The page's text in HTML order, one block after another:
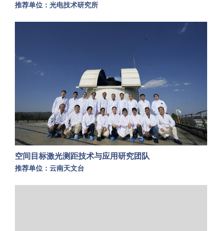
推荐单位：光电技术研究所
空间目标激光测距技术与应用研究团队
推荐单位：云南天文台